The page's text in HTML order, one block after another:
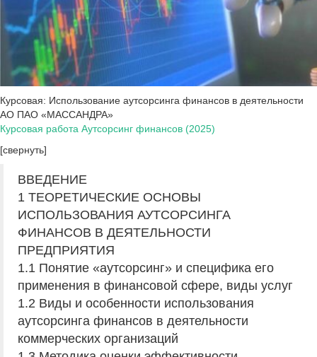
Курсовая: Использование аутсорсинга финансов в деятельности
АО ПАО «МАССАНДРА»
Курсовая работа Аутсорсинг финансов (2025)
[свернуть]
ВВЕДЕНИЕ
1 ТЕОРЕТИЧЕСКИЕ ОСНОВЫ
ИСПОЛЬЗОВАНИЯ АУТСОРСИНГА
ФИНАНСОВ В ДЕЯТЕЛЬНОСТИ
ПРЕДПРИЯТИЯ
1.1 Понятие «аутсорсинг» и специфика его
применения в финансовой сфере, виды услуг
1.2 Виды и особенности использования
аутсорсинга финансов в деятельности
коммерческих организаций